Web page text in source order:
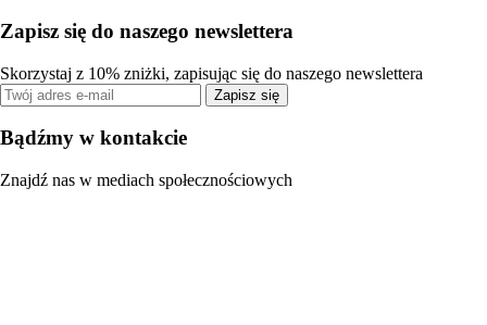
Zapisz się do naszego newslettera
Skorzystaj z 10% zniżki, zapisując się do naszego newslettera
Zapisz się
Bądźmy w kontakcie
Znajdź nas w mediach społecznościowych